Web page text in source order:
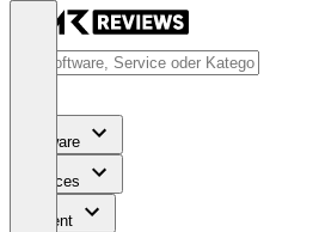
Software
Services
Content